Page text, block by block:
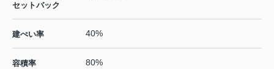
セットバック
建ぺい率 40%
容積率 80%